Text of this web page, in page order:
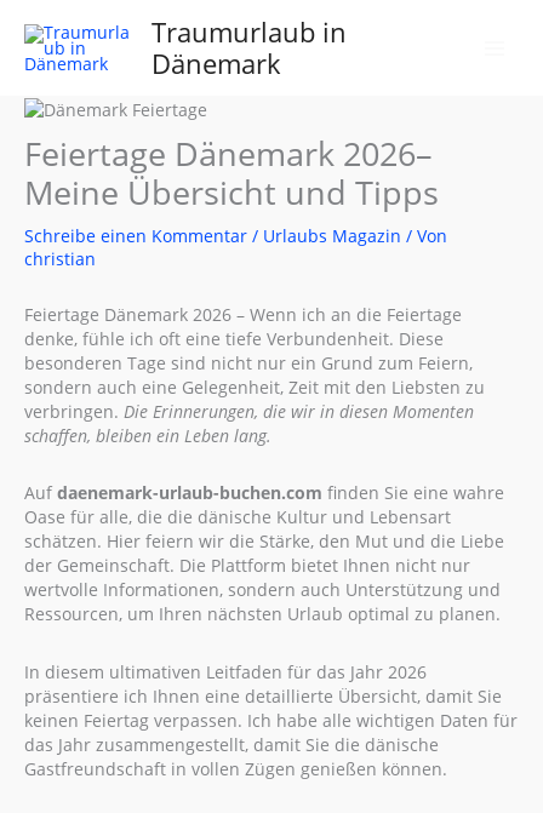
Inhalt
springen
Traumurlaub in
Dänemark
Feiertage Dänemark 2026–
Meine Übersicht und Tipps
Schreibe einen Kommentar / Urlaubs Magazin / Von
christian
Feiertage Dänemark 2026 – Wenn ich an die Feiertage
denke, fühle ich oft eine tiefe Verbundenheit. Diese
besonderen Tage sind nicht nur ein Grund zum Feiern,
sondern auch eine Gelegenheit, Zeit mit den Liebsten zu
verbringen. Die Erinnerungen, die wir in diesen Momenten
schaffen, bleiben ein Leben lang.
Auf daenemark-urlaub-buchen.com finden Sie eine wahre
Oase für alle, die die dänische Kultur und Lebensart
schätzen. Hier feiern wir die Stärke, den Mut und die Liebe
der Gemeinschaft. Die Plattform bietet Ihnen nicht nur
wertvolle Informationen, sondern auch Unterstützung und
Ressourcen, um Ihren nächsten Urlaub optimal zu planen.
In diesem ultimativen Leitfaden für das Jahr 2026
präsentiere ich Ihnen eine detaillierte Übersicht, damit Sie
keinen Feiertag verpassen. Ich habe alle wichtigen Daten für
das Jahr zusammengestellt, damit Sie die dänische
Gastfreundschaft in vollen Zügen genießen können.